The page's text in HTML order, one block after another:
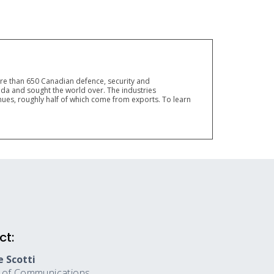
than 650 Canadian defence, security and
and sought the world over. The industries
roughly half of which come from exports. To learn
Scotti